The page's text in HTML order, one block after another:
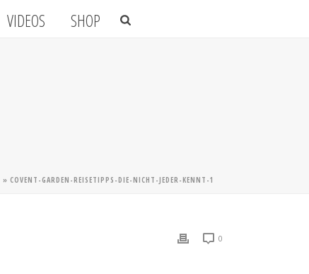
VIDEOS SHOP
» COVENT-GARDEN-REISETIPPS-DIE-NICHT-JEDER-KENNT-1
0